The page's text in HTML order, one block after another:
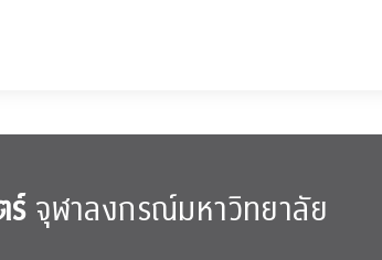
ร์จุฬาลงกรณ์มหาวิทยาลัย